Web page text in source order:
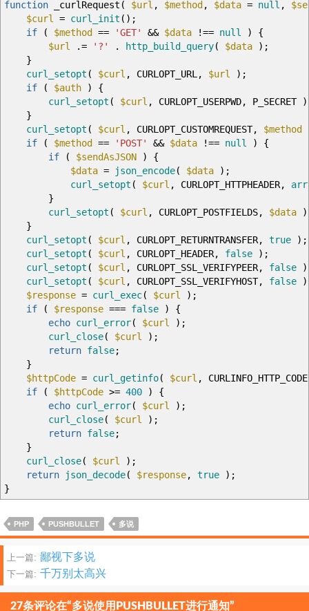
function _curlRequest ( $url , $method , $data = null ,
$curl = curl_init ( ) ;
if
( $method == 'GET' && $data !== null )
{
$url
.= '?' . http_build_query( $data ) ;
}
curl_setopt ( $curl , CURLOPT_URL, $url ) ;
if
( $auth )
{
curl_setopt ( $curl , CURLOPT_USERPWD, P_SECRET )
}
curl_setopt ( $curl , CURLOPT_CUSTOMREQUEST, $method
if
( $method == 'POST' && $data !== null )
{
if
( $sendAsJSON )
{
$data = json_encode( $data ) ;
curl_setopt ( $curl , CURLOPT_HTTPHEADER,
}
curl_setopt ( $curl , CURLOPT_POSTFIELDS, $data )
}
curl_setopt ( $curl , CURLOPT_RETURNTRANSFER, true ) ;
curl_setopt ( $curl , CURLOPT_HEADER, false ) ;
curl_setopt ( $curl , CURLOPT_SSL_VERIFYPEER, false )
curl_setopt ( $curl , CURLOPT_SSL_VERIFYHOST, false )
$response = curl_exec( $curl ) ;
if
( $response === false )
{
echo curl_error( $curl ) ;
curl_close( $curl ) ;
return false;
}
$httpCode = curl_getinfo( $curl ,
if
( $httpCode >= 400 )
{
echo curl_error( $curl ) ;
curl_close( $curl ) ;
return false;
}
curl_close( $curl ) ;
return
json_decode( $response, true ) ;
}
PHP PUSHBULLET 多说
文
章
上一篇: 鄙视下多说
下一篇: 千万别太高兴
27条评论在“多说使用PUSHBULLET进行通知”